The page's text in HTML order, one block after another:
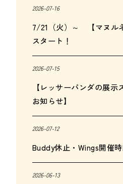
2026-07-16
7/21（火）～ 【マヌル
スタート！
2026-07-15
【レッサーパンダの展
お知らせ】
2026-07-12
Buddy休止・Wings開催
2026-06-13